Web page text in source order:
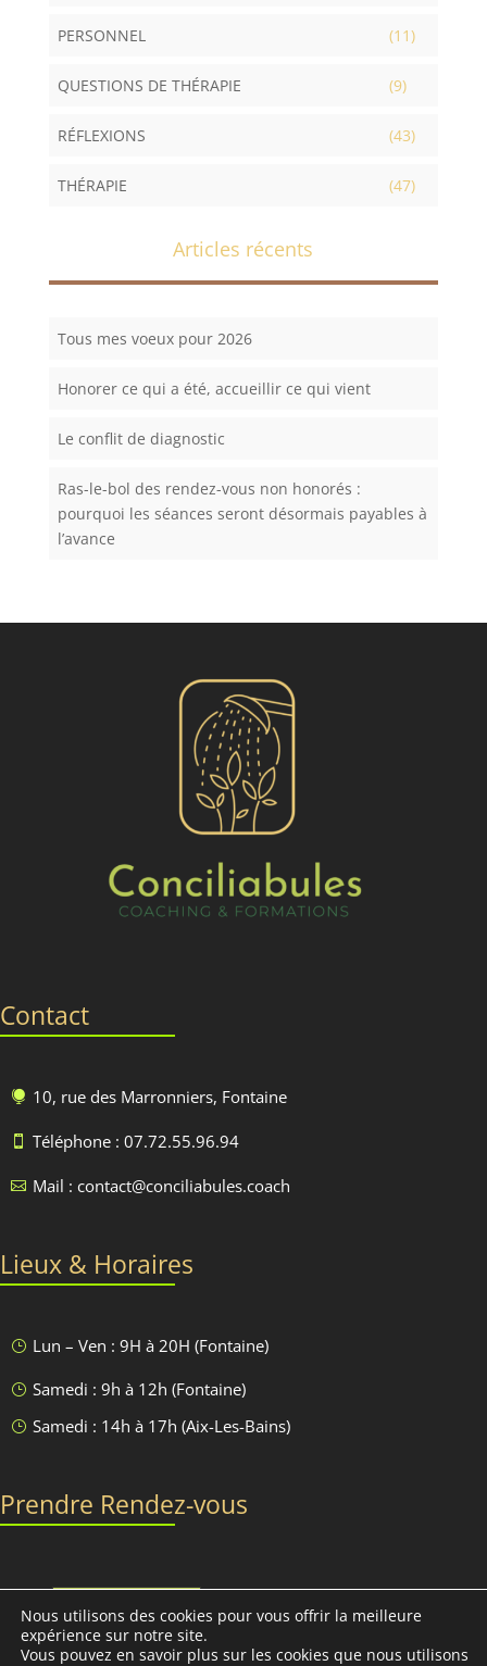
PERSONNEL (11)
QUESTIONS DE THÉRAPIE (9)
RÉFLEXIONS (43)
THÉRAPIE (47)
Articles récents
Tous mes voeux pour 2026
Honorer ce qui a été, accueillir ce qui vient
Le conflit de diagnostic
Ras-le-bol des rendez-vous non honorés :
pourquoi les séances seront désormais payables à
l’avance
Contact
 10, rue des Marronniers, Fontaine
 Téléphone : 07.72.55.96.94
 Mail : contact@conciliabules.coach
Lieux & Horaires
} Lun – Ven : 9H à 20H (Fontaine)
} Samedi : 9h à 12h (Fontaine)
} Samedi : 14h à 17h (Aix-Les-Bains)
Prendre Rendez-vous
Discutons-en
Nous utilisons des cookies pour vous offrir la meilleure
expérience sur notre site.
Vous pouvez en savoir plus sur les cookies que nous utilisons